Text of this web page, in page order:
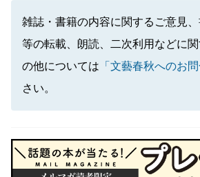
雑誌・書籍の内容に関するご意見
等の転載、朗読、二次利用などに
の他については 「文藝春秋へのお問
さい。